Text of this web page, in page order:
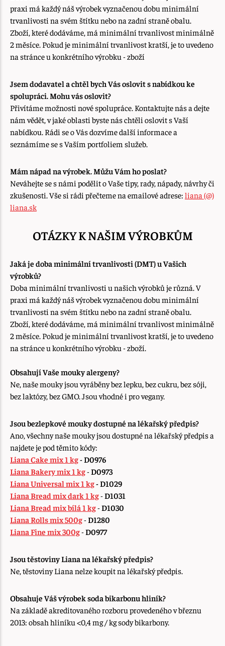
praxi má každý náš výrobek vyznačenou dobu minimální
trvanlivosti na svém štítku nebo na zadní straně obalu.
Zboží, které dodáváme, má minimální trvanlivost minimálně
2 měsíce. Pokud je minimální trvanlivost kratší, je to uvedeno
na stránce u konkrétního výrobku - zboží
Jsem dodavatel a chtěl bych Vás oslovit s nabídkou ke
spolupráci. Mohu vás oslovit?
Přivítáme možnosti nové spolupráce. Kontaktujte nás a dejte
nám vědět, v jaké oblasti byste nás chtěli oslovit s Vaší
nabídkou. Rádi se o Vás dozvíme další informace a
seznámíme se s Vaším portfoliem služeb.
Mám nápad na výrobek. Můžu Vám ho poslat?
Neváhejte se s námi podělit o Vaše tipy, rady, nápady, návrhy či
zkušenosti. Vše si rádi přečteme na emailové adrese: liana (@)
liana.sk
OTÁZKY K NAŠIM VÝROBKŮM
Jaká je doba minimální trvanlivosti (DMT) u Vašich
výrobků?
Doba minimální trvanlivosti u našich výrobků je různá. V
praxi má každý náš výrobek vyznačenou dobu minimální
trvanlivosti na svém štítku nebo na zadní straně obalu.
Zboží, které dodáváme, má minimální trvanlivost minimálně
2 měsíce. Pokud je minimální trvanlivost kratší, je to uvedeno
na stránce u konkrétního výrobku - zboží.
Obsahují Vaše mouky alergeny?
Ne, naše mouky jsou vyráběny bez lepku, bez cukru, bez sóji,
bez laktózy, bez GMO. Jsou vhodné i pro vegany.
Jsou bezlepkové mouky dostupné na lékařský předpis?
Ano, všechny naše mouky jsou dostupné na lékařský předpis a
najdete je pod těmito kódy:
Liana Cake mix 1 kg-D0976
Liana Bakery mix 1 kg-D0973
Liana Universal mix 1 kg-D1029
Liana Bread mix dark 1 kg-D1031
Liana Bread mix bílá 1 kg-D1030
Liana Rolls mix 500g-D1280
Liana Fine mix 300g-D0977
Jsou těstoviny Liana na lékařský předpis?
Ne, těstoviny Liana nelze koupit na lékařský předpis.
Obsahuje Váš výrobek soda bikarbonu hliník?
Na základě akreditovaného rozboru provedeného v březnu
2013: obsah hliníku <0,4 mg / kg sody bikarbony.